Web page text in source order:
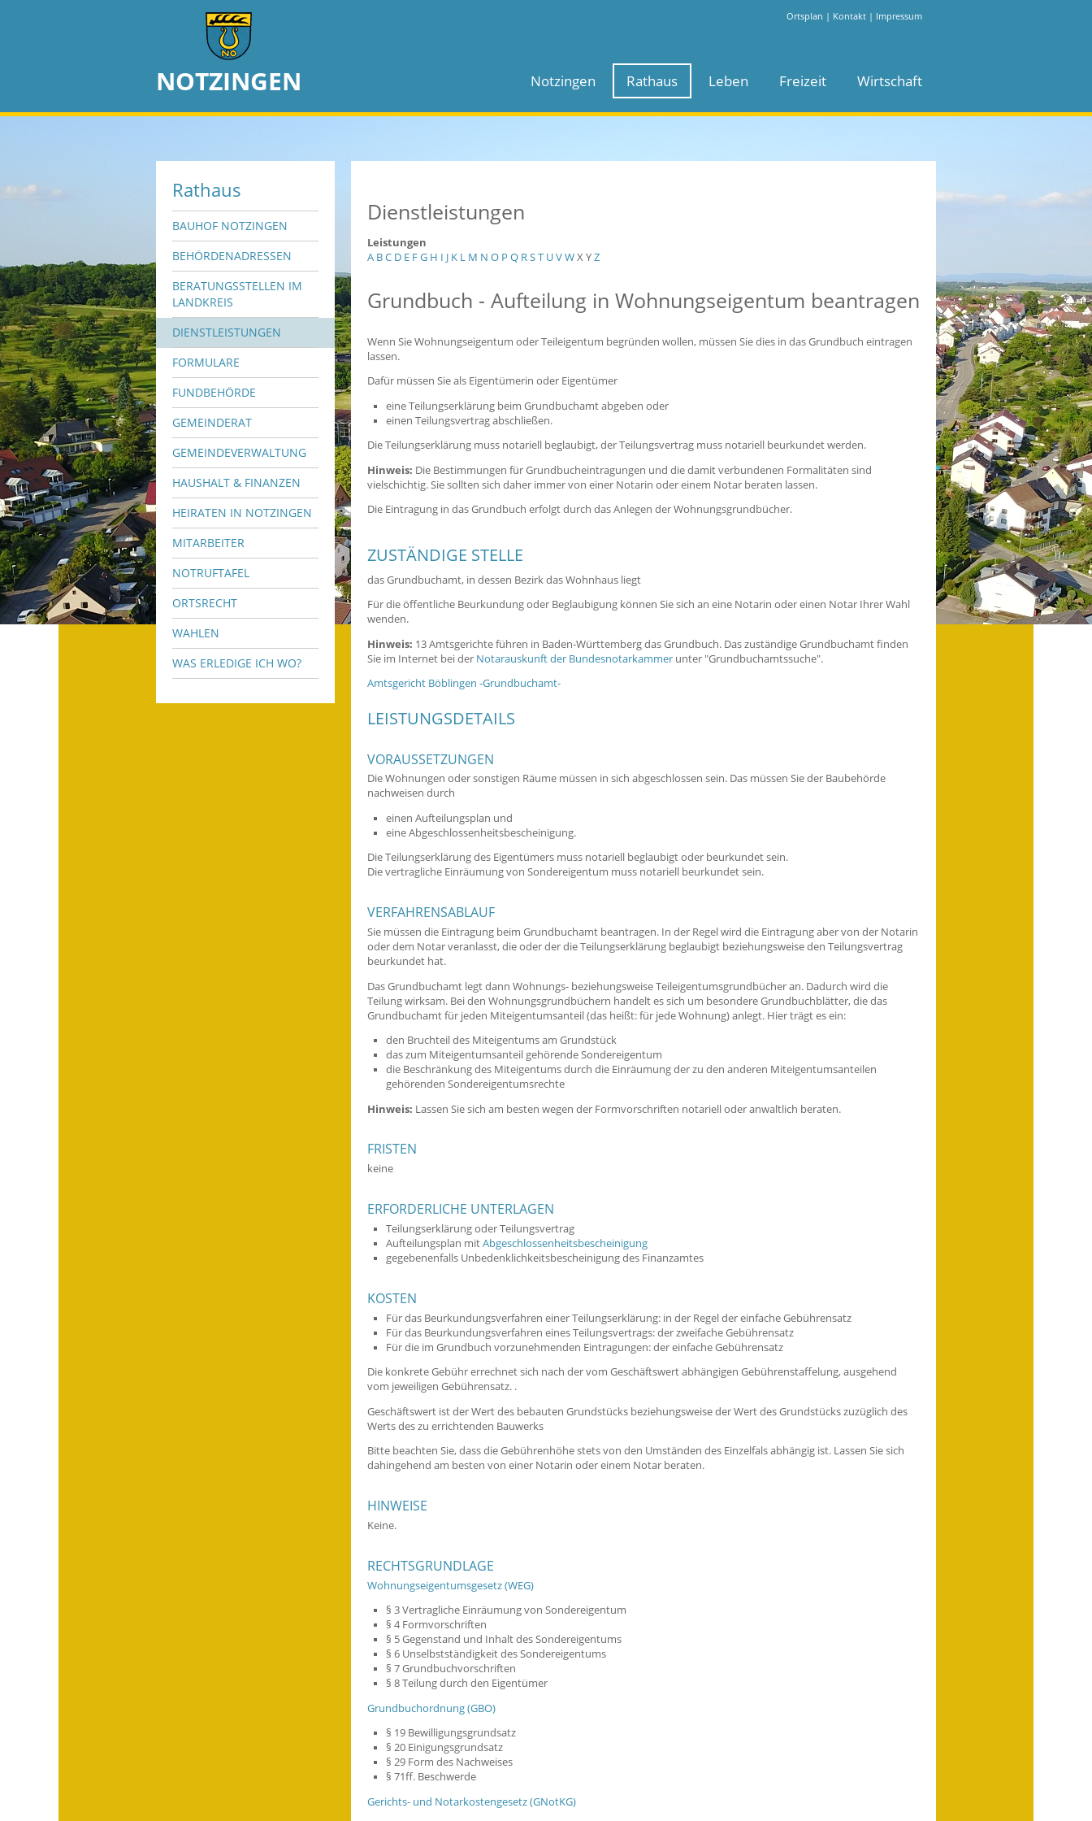
Ortsplan | Kontakt | Impressum
NOTZINGEN Notzingen Rathaus Leben Freizeit Wirtschaft
Rathaus
BAUHOF NOTZINGEN
BEHÖRDENADRESSEN
BERATUNGSSTELLEN IM
LANDKREIS
DIENSTLEISTUNGEN
FORMULARE
FUNDBEHÖRDE
GEMEINDERAT
GEMEINDEVERWALTUNG
HAUSHALT & FINANZEN
HEIRATEN IN NOTZINGEN
MITARBEITER
NOTRUFTAFEL
ORTSRECHT
WAHLEN
WAS ERLEDIGE ICH WO?
Dienstleistungen
Leistungen
A BC D E FG H I J K L M N O P Q RST UVWXYZ
Grundbuch - Aufteilung in Wohnungseigentum beantragen
Wenn Sie Wohnungseigentum oder Teileigentum begründen wollen, müssen Sie dies in das Grundbuch eintragen
lassen.
Dafür müssen Sie als Eigentümerin oder Eigentümer
eine Teilungserklärung beim Grundbuchamt abgeben oder
einen Teilungsvertrag abschließen.
Die Teilungserklärung muss notariell beglaubigt, der Teilungsvertrag muss notariell beurkundet werden.
Hinweis: Die Bestimmungen für Grundbucheintragungen und die damit verbundenen Formalitäten sind
vielschichtig. Sie sollten sich daher immer von einer Notarin oder einem Notar beraten lassen.
Die Eintragung in das Grundbuch erfolgt durch das Anlegen der Wohnungsgrundbücher.
ZUSTÄNDIGE STELLE
das Grundbuchamt, in dessen Bezirk das Wohnhaus liegt
Für die öffentliche Beurkundung oder Beglaubigung können Sie sich an eine Notarin oder einen Notar Ihrer Wahl
wenden.
Hinweis: 13 Amtsgerichte führen in Baden-Württemberg das Grundbuch. Das zuständige Grundbuchamt finden
Sie im Internet bei der Notarauskunft der Bundesnotarkammer unter "Grundbuchamtssuche".
Amtsgericht Böblingen -Grundbuchamt-
LEISTUNGSDETAILS
VORAUSSETZUNGEN
Die Wohnungen oder sonstigen Räume müssen in sich abgeschlossen sein. Das müssen Sie der Baubehörde
nachweisen durch
einen Aufteilungsplan und
eine Abgeschlossenheitsbescheinigung.
Die Teilungserklärung des Eigentümers muss notariell beglaubigt oder beurkundet sein.
Die vertragliche Einräumung von Sondereigentum muss notariell beurkundet sein.
VERFAHRENSABLAUF
Sie müssen die Eintragung beim Grundbuchamt beantragen. In der Regel wird die Eintragung aber von der Notarin
oder dem Notar veranlasst, die oder der die Teilungserklärung beglaubigt beziehungsweise den Teilungsvertrag
beurkundet hat.
Das Grundbuchamt legt dann Wohnungs- beziehungsweise Teileigentumsgrundbücher an. Dadurch wird die
Teilung wirksam. Bei den Wohnungsgrundbüchern handelt es sich um besondere Grundbuchblätter, die das
Grundbuchamt für jeden Miteigentumsanteil (das heißt: für jede Wohnung) anlegt. Hier trägt es ein:
den Bruchteil des Miteigentums am Grundstück
das zum Miteigentumsanteil gehörende Sondereigentum
die Beschränkung des Miteigentumsdurch die Einräumung der zu den anderen Miteigentumsanteilen
gehörenden Sondereigentumsrechte
Hinweis: Lassen Sie sich am besten wegen der Formvorschriften notariell oder anwaltlich beraten.
FRISTEN
keine
ERFORDERLICHE UNTERLAGEN
Teilungserklärung oder Teilungsvertrag
Aufteilungsplan mitAbgeschlossenheitsbescheinigung
gegebenenfalls Unbedenklichkeitsbescheinigung des Finanzamtes
KOSTEN
Für das Beurkundungsverfahren einer Teilungserklärung: in der Regel der einfache Gebührensatz
Für das Beurkundungsverfahren eines Teilungsvertrags: der zweifache Gebührensatz
Für die im Grundbuch vorzunehmenden Eintragungen: der einfache Gebührensatz
Die konkrete Gebühr errechnet sich nach der vom Geschäftswert abhängigen Gebührenstaffelung, ausgehend
vom jeweiligen Gebührensatz. .
Geschäftswert ist der Wert des bebauten Grundstücks beziehungsweise der Wert des Grundstücks zuzüglich des
Werts des zu errichtenden Bauwerks
Bitte beachten Sie, dass die Gebührenhöhe stets von den Umständen des Einzelfals abhängig ist. Lassen Sie sich
dahingehend am besten von einer Notarin oder einem Notar beraten.
HINWEISE
Keine.
RECHTSGRUNDLAGE
Wohnungseigentumsgesetz (WEG)
§ 3 Vertragliche Einräumung von Sondereigentum
§ 4 Formvorschriften
§ 5 Gegenstand und Inhalt des Sondereigentums
§ 6 Unselbstständigkeit des Sondereigentums
§ 7 Grundbuchvorschriften
§ 8 Teilung durch den Eigentümer
Grundbuchordnung (GBO)
§ 19 Bewilligungsgrundsatz
§ 20 Einigungsgrundsatz
§ 29 Form des Nachweises
§ 71ff. Beschwerde
Gerichts- und Notarkostengesetz (GNotKG)